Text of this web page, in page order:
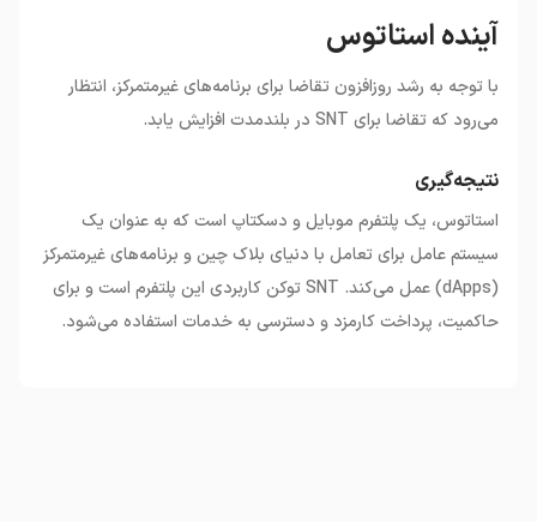
آینده استاتوس
با توجه به رشد روزافزون تقاضا برای برنامه‌های غیرمتمرکز، انتظار
می‌رود که تقاضا برای SNT در بلندمدت افزایش یابد.
نتیجه‌گیری
استاتوس، یک پلتفرم موبایل و دسکتاپ است که به عنوان یک
سیستم عامل برای تعامل با دنیای بلاک چین و برنامه‌های غیرمتمرکز
(dApps) عمل می‌کند. SNT توکن کاربردی این پلتفرم است و برای
حاکمیت، پرداخت کارمزد و دسترسی به خدمات استفاده می‌شود.